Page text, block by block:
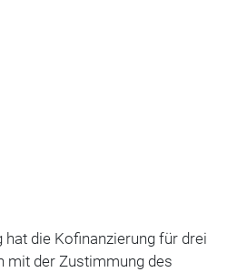
hat die Kofinanzierung für drei
mit der Zustimmung des